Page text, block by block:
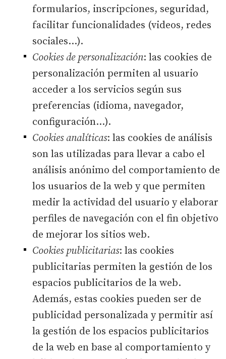
formularios, inscripciones, seguridad,
facilitar funcionalidades (videos, redes
sociales…).
Cookies de personalización: las cookies de
personalización permiten al usuario
acceder a los servicios según sus
preferencias (idioma, navegador,
configuración…).
Cookies analíticas: las cookies de análisis
son las utilizadas para llevar a cabo el
análisis anónimo del comportamiento de
los usuarios de la web y que permiten
medir la actividad del usuario y elaborar
perfiles de navegación con el fin objetivo
de mejorar los sitios web.
Cookies publicitarias: las cookies
publicitarias permiten la gestión de los
espacios publicitarios de la web.
Además, estas cookies pueden ser de
publicidad personalizada y permitir así
la gestión de los espacios publicitarios
de la web en base al comportamiento y